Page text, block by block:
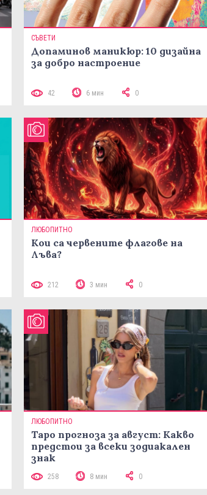
СЪВЕТИ
Допаминов маникюр: 10 дизайна
за добро настроение
42 6 мин 0
ЛЮБОПИТНО
Кои са червените флагове на
Лъва?
212 3 мин 0
ЛЮБОПИТНО
Таро прогноза за август: Какво
предстои за всеки зодиакален
знак
258 8 мин 0